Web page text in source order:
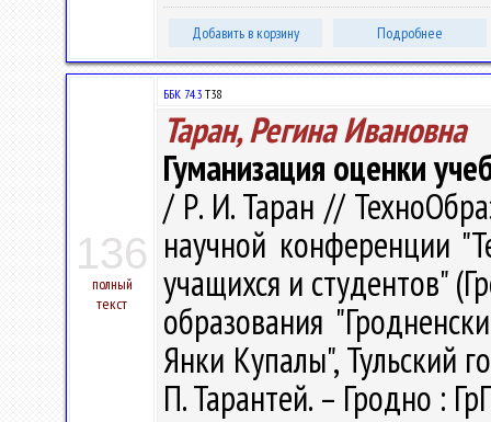
Добавить в корзину Подробнее
136
полный
текст
ББК 74.3 Т38
Таран, Регина Ивановна
Гуманизация оценки
/ Р. И. Таран //
научной конференции
учащихся и студентов"
образования
Янки Купалы", Тульский
П. Тарантей. – Гродно :